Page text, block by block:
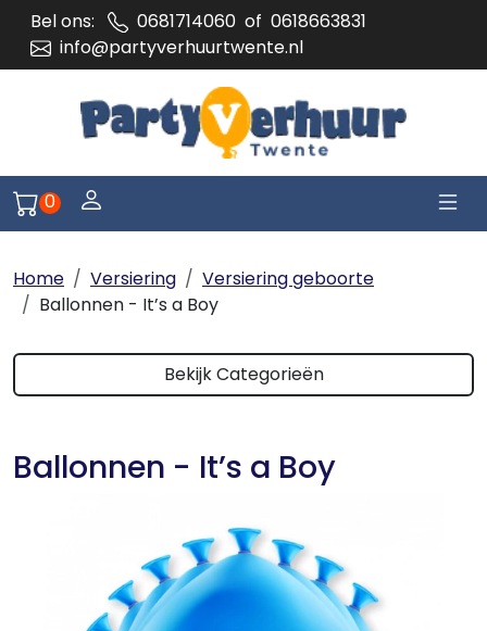
Bel ons: 0681714060 of 0618663831
info@partyverhuurtwente.nl
Naar winkelwagen pagina
0 Log je in of meld je aan
Home Versiering
Versiering geboorte
Ballonnen - It’s a Boy
Bekijk Categorieën
Ballonnen - It’s a Boy